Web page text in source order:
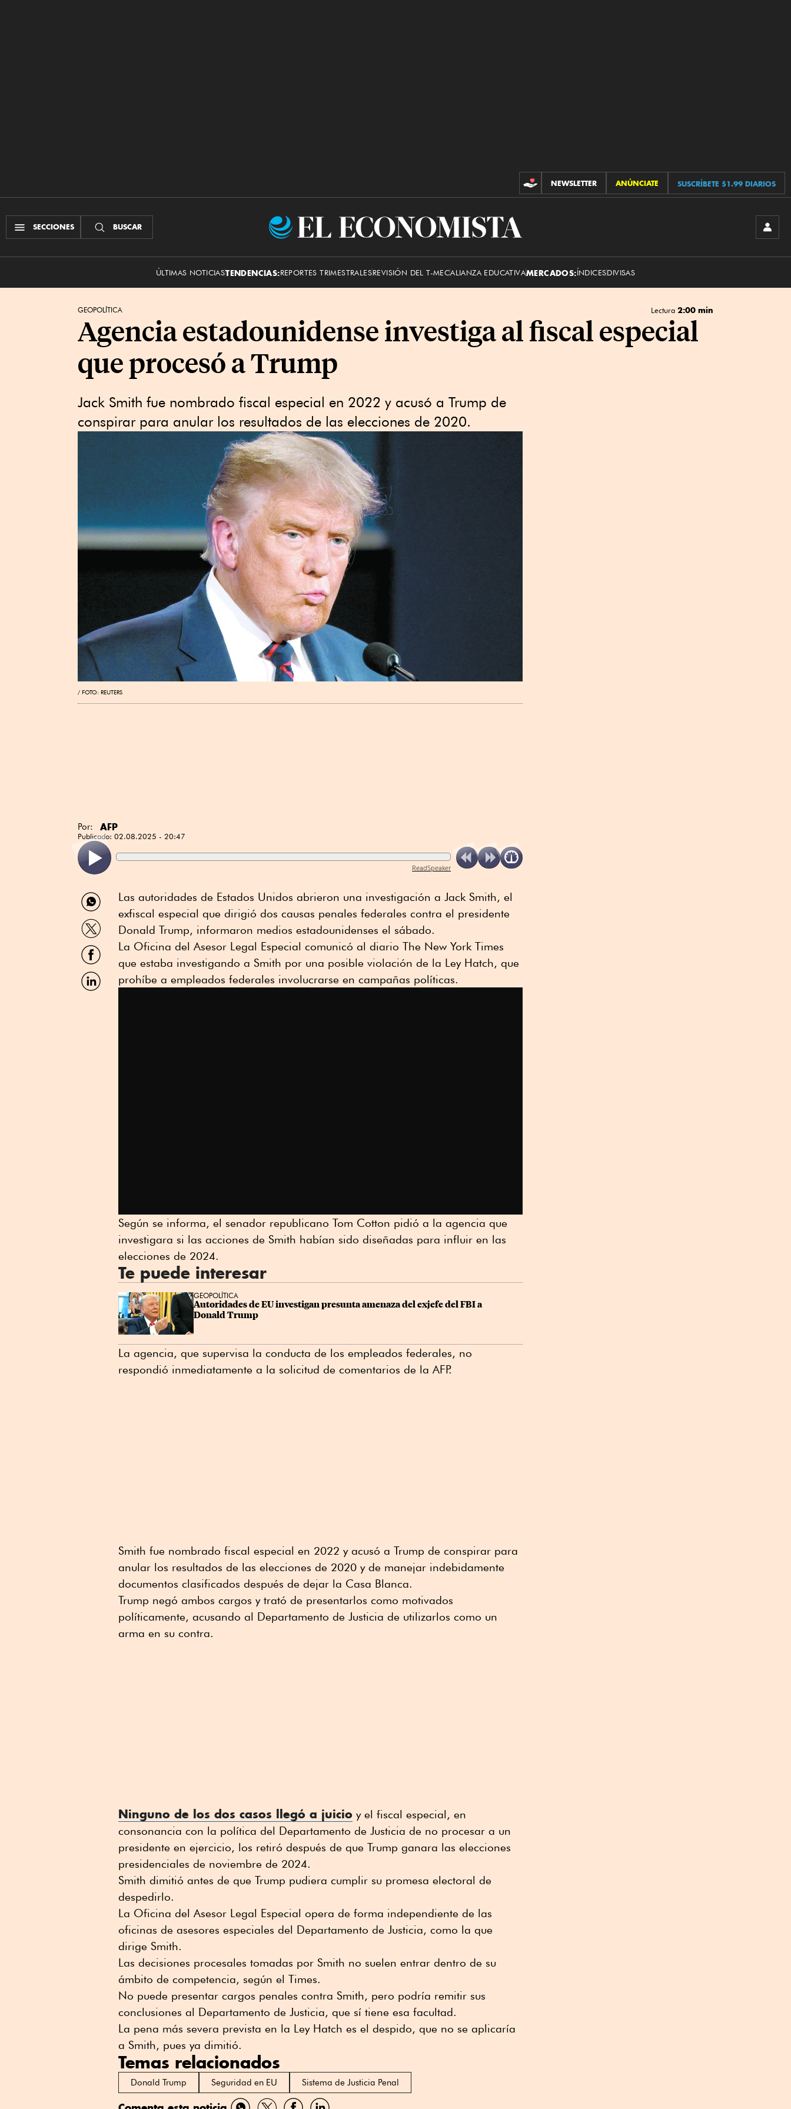
CONTRIBUCIONES
NEWSLETTER ANÚNCIATE SUSCRÍBETE $1.99 DIARIOS
SECCIONES BUSCAR
El
ÚLTIMAS NOTICIASTENDENCIAS:REPORTES TRIMESTRALESREVISIÓN DEL T-MECALIANZA EDUCATIVAMERCADOS:ÍNDICESDIVISAS
GEOPOLÍTICA Lectura 2:00 min
Agencia estadounidense investiga al fiscal especial
que procesó a Trump
Jack Smith fue nombrado fiscal especial en 2022 y acusó a Trump de
conspirar para anular los resultados de las elecciones de 2020.
FOTO: REUTERS
Por: AFP
Publicado: 02.08.2025 - 20:47
ReadSpeaker
Compartir
por
WhatsApp
Compartir
por
Twitter
Compartir
por
Facebook
Compartir
por
Las autoridades de Estados Unidos abrieron una investigación a Jack Smith, el
exfiscal especial que dirigió dos causas penales federales contra el presidente
Donald Trump, informaron medios estadounidenses el sábado.
La Oficina del Asesor Legal Especial comunicó al diario The New York Times
que estaba investigando a Smith por una posible violación de la Ley Hatch, que
prohíbe a empleados federales involucrarse en campañas políticas.
Según se informa, el senador republicano Tom Cotton pidió a la agencia que
investigara si las acciones de Smith habían sido diseñadas para influir en las
elecciones de 2024.
Te puede interesar
GEOPOLÍTICA
Autoridades de EU investigan presunta amenaza del exjefe del FBI a
Donald Trump
La agencia, que supervisa la conducta de los empleados federales, no
respondió inmediatamente a la solicitud de comentarios de la AFP.
Smith fue nombrado fiscal especial en 2022 y acusó a Trump de conspirar para
anular los resultados de las elecciones de 2020 y de manejar indebidamente
documentos clasificados después de dejar la Casa Blanca.
Trump negó ambos cargos y trató de presentarlos como motivados
políticamente, acusando al Departamento de Justicia de utilizarlos como un
arma en su contra.
Ninguno de los dos casos llegó a juicio y el fiscal especial, en
consonancia con la política del Departamento de Justicia de no procesar a un
presidente en ejercicio, los retiró después de que Trump ganara las elecciones
presidenciales de noviembre de 2024.
Smith dimitió antes de que Trump pudiera cumplir su promesa electoral de
despedirlo.
La Oficina del Asesor Legal Especial opera de forma independiente de las
oficinas de asesores especiales del Departamento de Justicia, como la que
dirige Smith.
Las decisiones procesales tomadas por Smith no suelen entrar dentro de su
ámbito de competencia, según el Times.
No puede presentar cargos penales contra Smith, pero podría remitir sus
conclusiones al Departamento de Justicia, que sí tiene esa facultad.
La pena más severa prevista en la Ley Hatch es el despido, que no se aplicaría
a Smith, pues ya dimitió.
Temas relacionados
Donald Trump Seguridad en EU Sistema de Justicia Penal